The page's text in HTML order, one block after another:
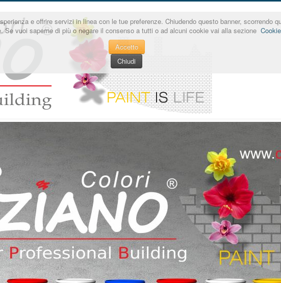
e offrire servizi in linea con le tue preferenze. Chiudendo questo banner, scorrendo
Se vuoi saperne di più o negare il consenso a tutti o ad alcuni cookie vai alla sezione
Accetto
Chiudi